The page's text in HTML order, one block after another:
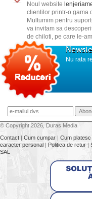
Noul website
clientilor printr-o gama
Multumim pentru
va invitam sa
de chiloti, pe care le-
Nu rata
© Copyright 2026, Duras Media
Contact | Cum cumpar | Cum platesc
caracter personal | Politica de retur |
SAL